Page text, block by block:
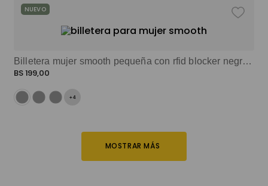
Billetera mujer smooth pequeña con rfid blocker negro color: negro
NUEVO
BS199,00
+4
MOSTRAR MÁS